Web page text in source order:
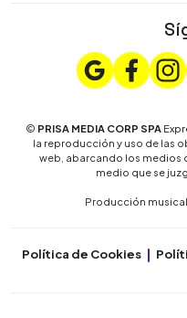
© PRISA MEDIA CORP SPA
la reproducción y uso de las
web, abarcando los medios
medio que se
Producción musical
Política de Cookies